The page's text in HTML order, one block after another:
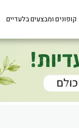
קופונים ומבצעים בלעדיים